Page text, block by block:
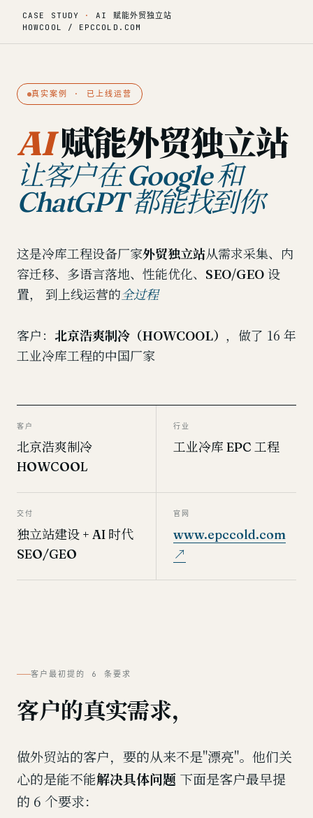
CASE STUDY ·
AI 赋能外贸独立站
HOWCOOL / EPCCOLD.COM
真实案例 · 已上线运营
AI赋能外贸独立站
让客户在 Google 和
ChatGPT 都能找到你
这是冷库工程设备厂家外贸独立站从需求采集、内
容迁移、多语言落地、性能优化、 SEO/GEO 设
置， 到上线运营的全过程
客户： 北京浩爽制冷（HOWCOOL） ，做了 16 年
工业冷库工程的中国厂家
客户
北京浩爽制冷
HOWCOOL
行业
工业冷库 EPC 工程
交付
独立站建设 + AI 时代
SEO/GEO
官网
www.epccold.com
↗
客户最初提的 6 条要求
客户的真实需求，
做外贸站的客户，要的从来不是"漂亮"。他们关
心的是能不能解决具体问题 下面是客户最早提
的 6 个要求：